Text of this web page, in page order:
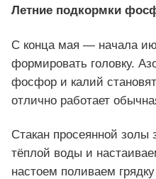
Летние подкормки
С конца мая — начала
формировать головку.
фосфор и калий
отлично работает
Стакан просеянной
тёплой воды и
настоем поливаем